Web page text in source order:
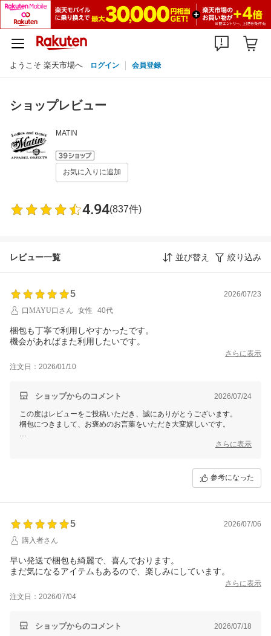
ようこそ 楽天市場へ ログイン 会員登録
ショップレビュー
MATIN
お気に入りに追加
4.94(837件)
レビュー一覧 並び替え 絞り込み
5
2026/07/23
口MAYU口さん
女性 40代
梱包も丁寧で利用しやすかったです。
機会があればまた利用したいです。
さらに表示
注文日：2026/01/10
ショップからのコメント 2026/07/24
この度はレビューをご投稿いただき、誠にありがとうございます。
梱包につきまして、お褒めのお言葉をいただき大変嬉しいです。
また、「機会があればまた利用したい」とのお言葉は、私どもにとって
さらに表示
参考になった
5
2026/07/06
購入者さん
早い発送で梱包も綺麗で、喜んでおります。
まだ気になるアイテムもあるので、楽しみにしています。
さらに表示
注文日：2026/07/04
ショップからのコメント 2026/07/18